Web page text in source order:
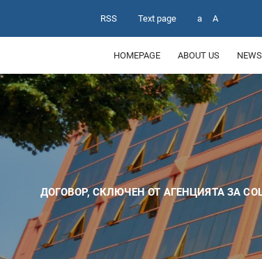
RSS Text page a A
HOMEPAGE ABOUT US NEWS
ДОГОВОР, СКЛЮЧЕН ОТ АГЕНЦИЯТА ЗА